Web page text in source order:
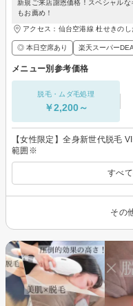
新規ご来店謝恩価格！スペシャル
もお薦め！
アクセス：仙台空港線 杜せきの
◎ 本日空席あり 楽天スーパー
メニュー別参考価格
脱毛・ムダ毛処理
￥2,200～
【女性限定】全身新世代脱毛
範囲※
すべ
その